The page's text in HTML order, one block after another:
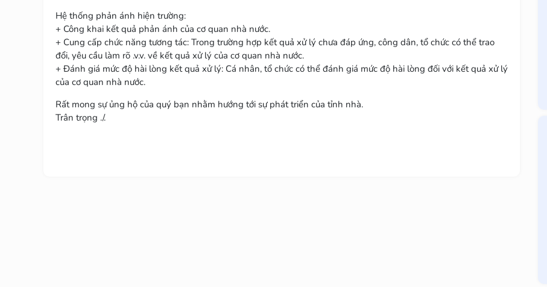
Hệ thống phản ánh hiện trường:
+ Công khai kết quả phản ánh của cơ quan nhà nước.
+ Cung cấp chức năng tương tác: Trong trường hợp kết quả xử lý chưa đáp ứng, công dân, tổ chức có thể trao
đổi, yêu cầu làm rõ .v.v. về kết quả xử lý của cơ quan nhà nước.
+ Đánh giá mức độ hài lòng kết quả xử lý: Cá nhân, tổ chức có thể đánh giá mức độ hài lòng đối với kết quả xử lý
của cơ quan nhà nước.
Rất mong sự ủng hộ của quý bạn nhằm hướng tới sự phát triển của tỉnh nhà.
Trân trọng ./.